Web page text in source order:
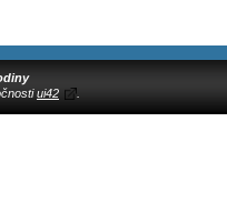
ui42